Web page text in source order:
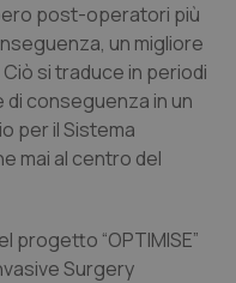
post-operatori più
un migliore
si traduce in periodi
conseguenza in un
per il Sistema
mai al centro del
progetto “OPTIMISE”
Surgery